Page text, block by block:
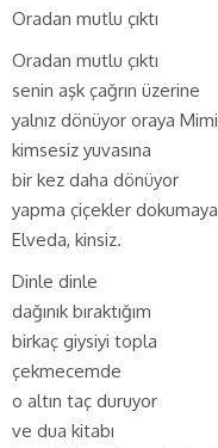
Oradan mutlu çıktı
Oradan mutlu çıktı
senin aşk çağrın üzerine
yalnız dönüyor oraya Mimi
kimsesiz yuvasına
bir kez daha dönüyor
yapma çiçekler dokumaya
Elveda, kinsiz.
Dinle dinle
dağınık bıraktığım
birkaç giysiyi topla
çekmecemde
o altın taç duruyor
ve dua kitabı